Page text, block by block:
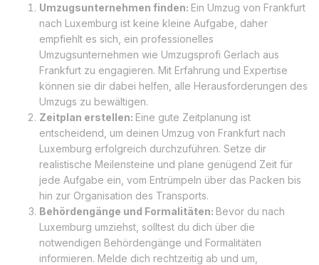
Umzugsunternehmen finden: Ein Umzug von Frankfurt
nach Luxemburg ist keine kleine Aufgabe, daher
empfiehlt es sich, ein professionelles
Umzugsunternehmen wie Umzugsprofi Gerlach aus
Frankfurt zu engagieren. Mit Erfahrung und Expertise
können sie dir dabei helfen, alle Herausforderungen des
Umzugs zu bewältigen.
Zeitplan erstellen: Eine gute Zeitplanung ist
entscheidend, um deinen Umzug von Frankfurt nach
Luxemburg erfolgreich durchzuführen. Setze dir
realistische Meilensteine und plane genügend Zeit für
jede Aufgabe ein, vom Entrümpeln über das Packen bis
hin zur Organisation des Transports.
Behördengänge und Formalitäten: Bevor du nach
Luxemburg umziehst, solltest du dich über die
notwendigen Behördengänge und Formalitäten
informieren. Melde dich rechtzeitig ab und um,